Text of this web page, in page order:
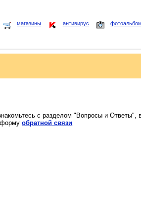
магазины антивирус
с разделом "Вопросы и Ответы",
формуобратной связи